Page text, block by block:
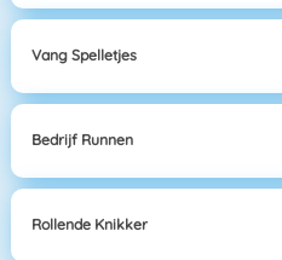
Vang Spelletjes
Bedrijf Runnen
Rollende Knikker